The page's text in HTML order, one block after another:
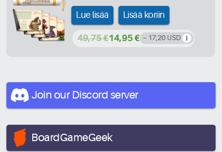
Lue lisää Lisää koriin
49,75 €14,95 € ~ 17,20 USD
Join our Discord server
BoardGameGeek